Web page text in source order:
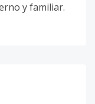
y familiar.